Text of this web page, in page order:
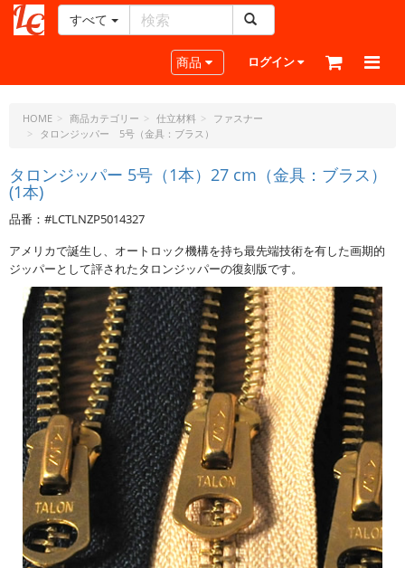
ー
ラ
フ
ド
ッ
ト・
ェ
ー
ピ
ー
すべて
Toggle navigation
商品 ログイン
HOME 商品カテゴリー 仕立材料
ファスナー
タロンジッパー 5号（金具：ブラス）
タロンジッパー 5号（1本）27 cm（金具：ブラス）
(1本)
品番：#LCTLNZP5014327
アメリカで誕生し、オートロック機構を持ち最先端技術を有した画期的
ジッパーとして評されたタロンジッパーの復刻版です。